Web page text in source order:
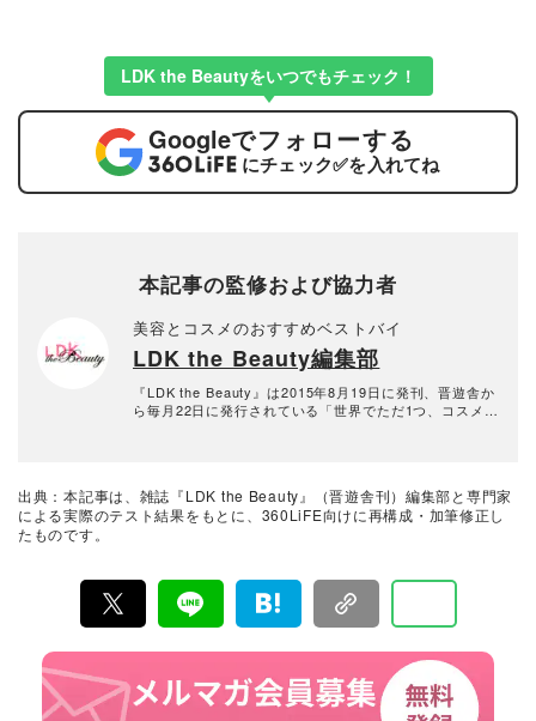
LDK the Beautyをいつでもチェック！
Googleでフォローする
にチェック✅を入れてね
本記事の監修および協力者
美容とコスメのおすすめベストバイ
LDK the Beauty編集部
『LDK the Beauty』は2015年8月19日に発刊、晋遊舎か
ら毎月22日に発行されている「世界でただ1つ、コスメを
ディアで情報を発信中。姉妹誌であるテストする女性誌
『LDK』と同様、メーカーに忖度する事なく、編集部と
出典：本記事は、雑誌『LDK the Beauty』（晋遊舎刊）編集部と専門家
による実際のテスト結果をもとに、360LiFE向けに再構成・加筆修正し
たものです。